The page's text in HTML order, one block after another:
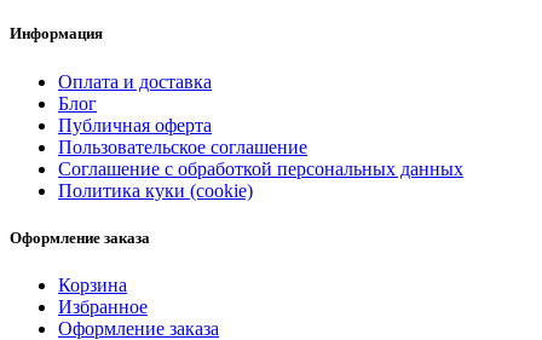
Информация
Оплата и доставка
Блог
Публичная оферта
Пользовательское соглашение
Соглашение с обработкой персональных данных
Политика куки (cookie)
Оформление заказа
Корзина
Избранное
Оформление заказа